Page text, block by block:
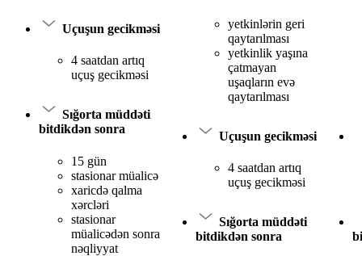
Uçuşun gecikməsi
4 saatdan artıq
uçuş gecikməsi
Sığorta müddəti
bitdikdən sonra
15 gün
stasionar müalicə
xaricdə qalma
xərcləri
stasionar
müalicədən sonra
nəqliyyat
yetkinlərin geri
qaytarılması
yetkinlik yaşına
çatmayan
uşaqların evə
qaytarılması
Uçuşun gecikməsi
4 saatdan artıq
uçuş gecikməsi
Sığorta müddəti
bitdikdən sonra